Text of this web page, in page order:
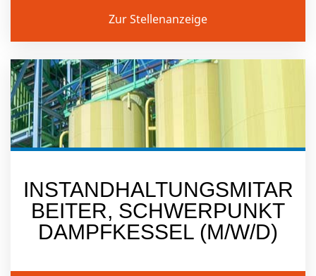
Zur Stellenanzeige
INSTANDHALTUNGSMITAR
BEITER, SCHWERPUNKT
DAMPFKESSEL (M/W/D)